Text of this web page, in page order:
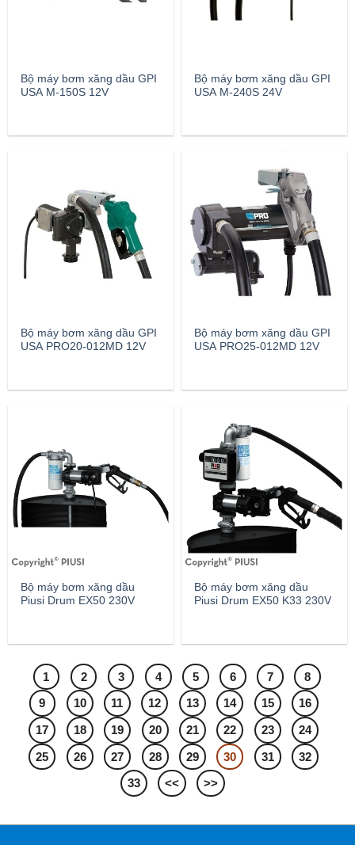
Bộ máy bơm xăng dầu GPI
USA M-150S 12V
Bộ máy bơm xăng dầu GPI
USA M-240S 24V
Bộ máy bơm xăng dầu GPI
USA PRO20-012MD 12V
Bộ máy bơm xăng dầu GPI
USA PRO25-012MD 12V
Bộ máy bơm xăng dầu
Piusi Drum EX50 230V
Bộ máy bơm xăng dầu
Piusi Drum EX50 K33 230V
1 2 3 4 5 6 7
8
9
10 11 12 13 14 15
16
17
18 19 20 21 22 23
24
25
26 27 28 29 30 31
32
33
<< >>